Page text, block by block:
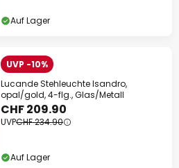
Auf Lager
UVP -10%
Lucande Stehleuchte Isandro,
opal/gold, 4-flg., Glas/Metall
CHF 209.90
UVPCHF 234.90
Auf Lager